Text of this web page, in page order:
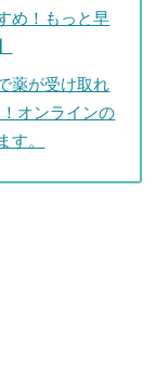
め！もっと早
薬が受け取れ
オンラインの
す。